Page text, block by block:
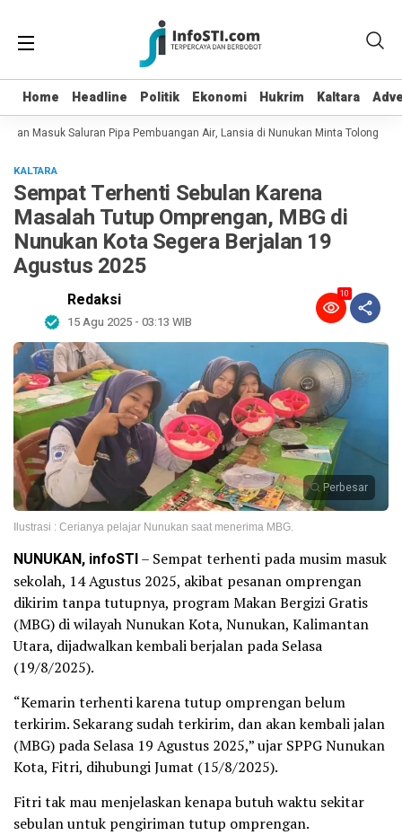
Home Headline Politik Ekonomi Hukrim Kaltara
Home Headline Politik Ekonomi Hukrim Kaltara
Masuk Saluran Pipa Pembuangan Air, Lansia di Nunukan Minta Tolong
KALTARA
Sempat Terhenti Sebulan Karena
Masalah Tutup Omprengan, MBG di
Nunukan Kota Segera Berjalan 19
Agustus 2025
Redaksi
15 Agu 2025 - 03:13 WIB
10
Perbesar
Ilustrasi : Cerianya pelajar Nunukan saat menerima MBG.
NUNUKAN, infoSTI– Sempat terhenti pada musim masuk
sekolah, 14 Agustus 2025, akibat pesanan omprengan
dikirim tanpa tutupnya, program Makan Bergizi Gratis
(MBG) di wilayah Nunukan Kota, Nunukan, Kalimantan
Utara, dijadwalkan kembali berjalan pada Selasa
(19/8/2025).
“Kemarin terhenti karena tutup omprengan belum
terkirim. Sekarang sudah terkirim, dan akan kembali jalan
(MBG) pada Selasa 19 Agustus 2025,” ujar SPPG Nunukan
Kota, Fitri, dihubungi Jumat (15/8/2025).
Fitri tak mau menjelaskan kenapa butuh waktu sekitar
sebulan untuk pengiriman tutup omprengan.